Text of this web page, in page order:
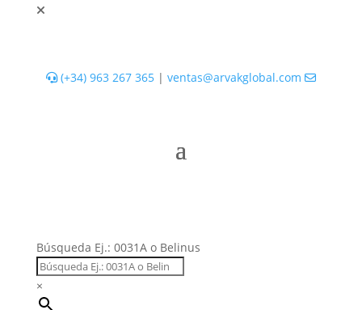
(+34) 963 267 365| ventas@arvakglobal.com
Búsqueda Ej.: 0031A o Belinus
×